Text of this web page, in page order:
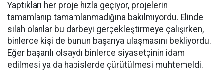
Yaptıkları her proje hızla geçiyor, projelerin
tamamlanıp tamamlanmadığına bakılmıyordu. Elinde
silah olanlar bu darbeyi gerçekleştirmeye çalışırken,
binlerce kişi de bunun başarıya ulaşmasını bekliyordu.
Eğer başarılı olsaydı binlerce siyasetçinin idam
edilmesi ya da hapislerde çürütülmesi muhtemeldi.